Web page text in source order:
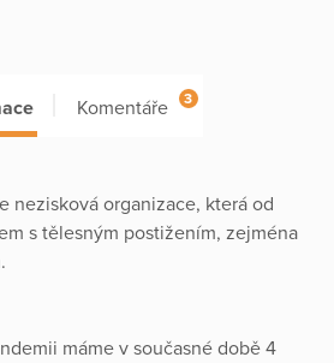
Komentáře 3
nezisková organizace, která od
s tělesným postižením, zejména
máme v současné době 4